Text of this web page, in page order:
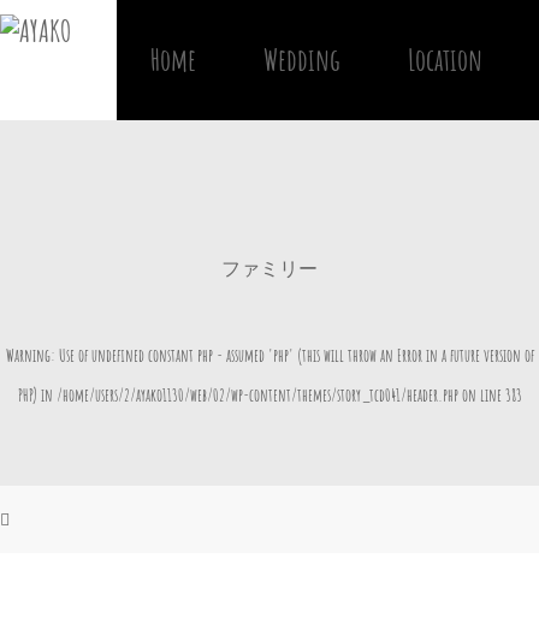
Home Wedding Location
ファミリー
Warning: Use of undefined constant php - assumed 'php' (this will throw an Error in a future version of
PHP) in /home/users/2/ayako1130/web/02/wp-content/themes/story_tcd041/header.phpon line 383